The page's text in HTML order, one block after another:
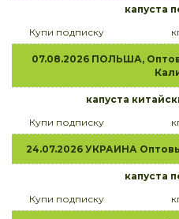
капуста
Купи подписку
07.08.2026 ПОЛЬША,
капуста
Купи подписку
24.07.2026 УКРАИНА
капуста
Купи подписку